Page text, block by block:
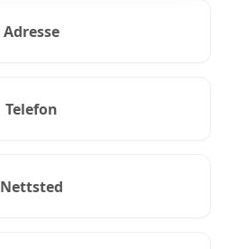
Adresse
Telefon
Nettsted